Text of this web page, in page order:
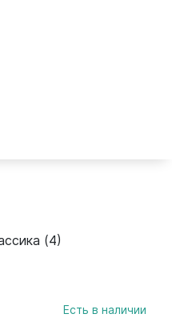
Есть в наличии